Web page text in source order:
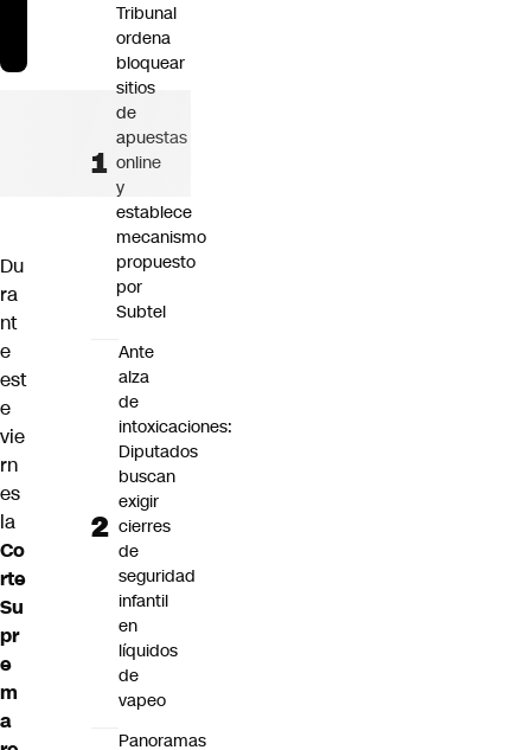
Du
ra
nt
e
est
e
vie
rn
es
la
Co
rte
Su
pr
e
m
a
Tribunal
ordena
bloquear
sitios
de
apuestas
online
y
establece
mecanismo
propuesto
por
Subtel
Ante
alza
de
intoxicaciones:
Diputados
buscan
exigir
cierres
de
seguridad
infantil
en
líquidos
de
vapeo
Panoramas